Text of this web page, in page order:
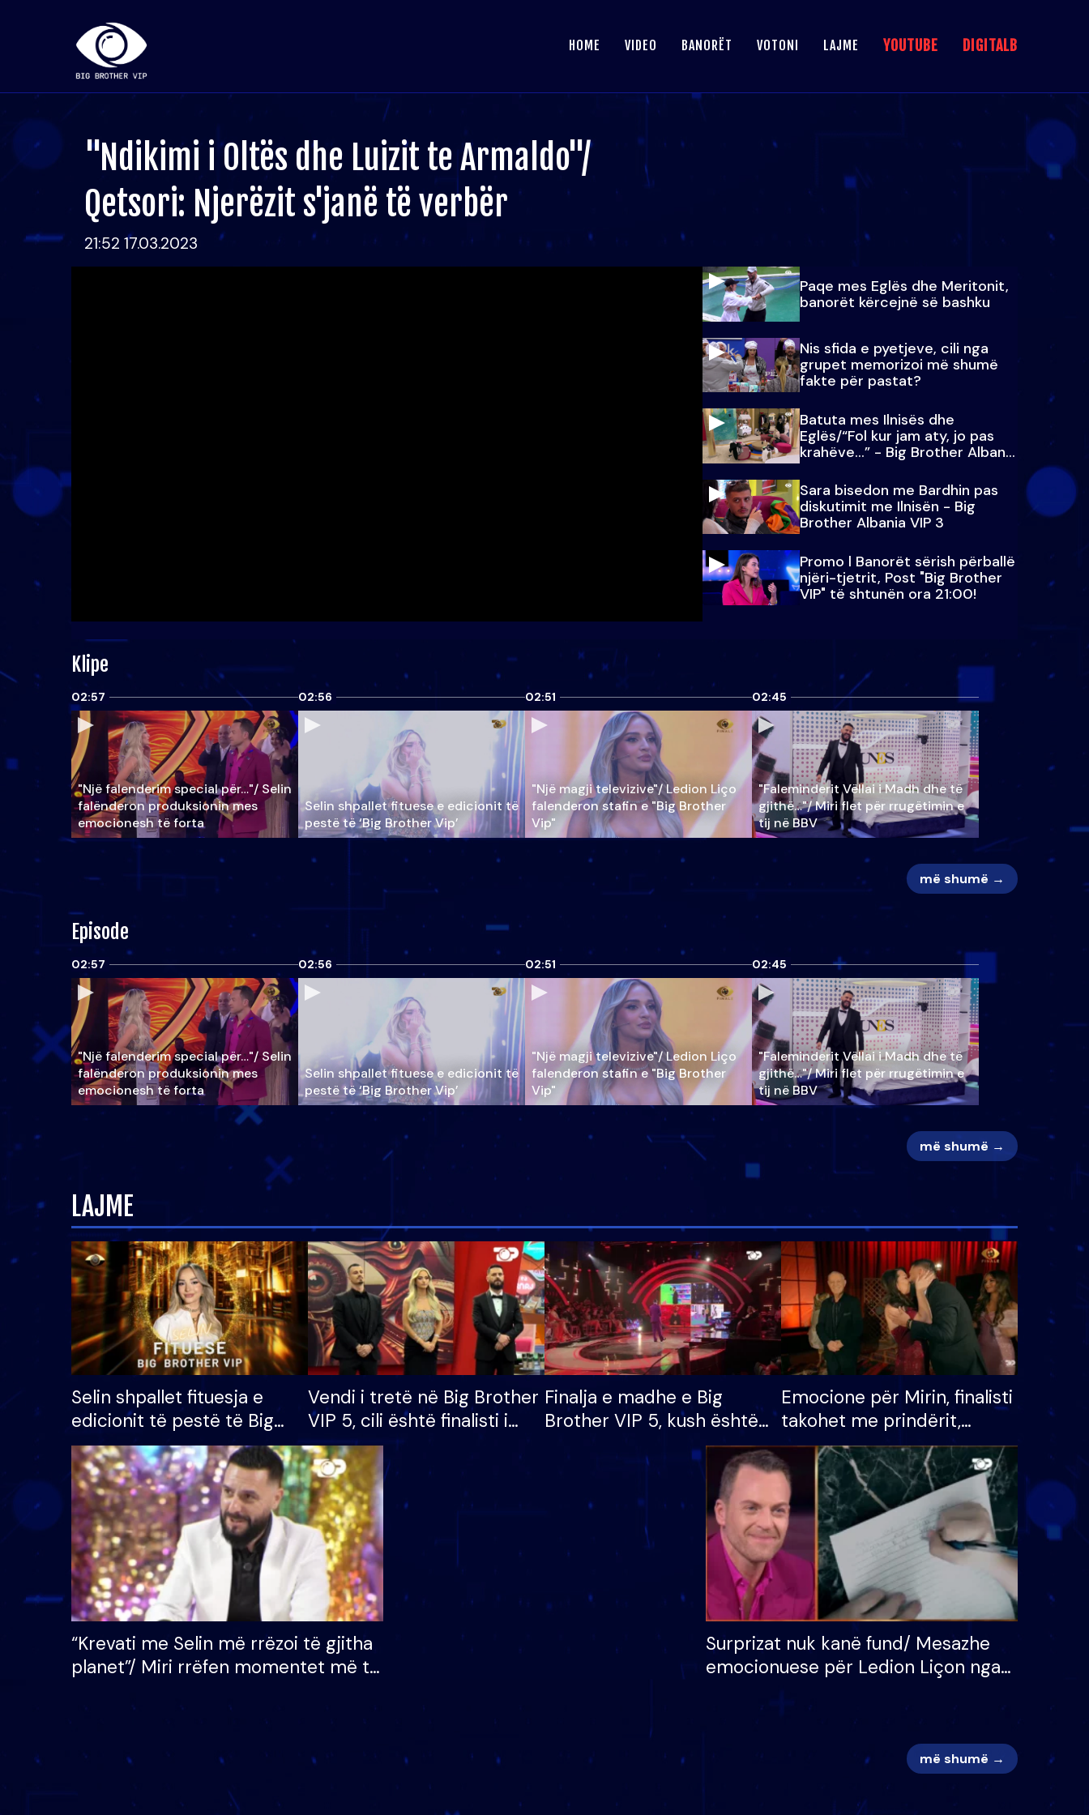
HOME VIDEO BANORËT VOTONI LAJME YOUTUBE DIGITALB
"Ndikimi i Oltës dhe Luizit te Armaldo"/
Qetsori: Njerëzit s'janë të verbër
21:52 17.03.2023
Paqe mes Eglës dhe Meritonit,
banorët kërcejnë së bashku
Nis sfida e pyetjeve, cili nga
grupet memorizoi më shumë
fakte për pastat?
Batuta mes Ilnisës dhe
Eglës/“Fol kur jam aty, jo pas
krahëve…” - Big Brother Albania
VIP 3
Sara bisedon me Bardhin pas
diskutimit me Ilnisën - Big
Brother Albania VIP 3
Promo l Banorët sërish përballë
njëri-tjetrit, Post "Big Brother
VIP" të shtunën ora 21:00!
Klipe
02:57
"Një falenderim special për…"/ Selin
falënderon produksionin mes
emocionesh të forta
02:56
Selin shpallet fituese e edicionit të
pestë të ‘Big Brother Vip’
02:51
"Një magji televizive"/ Ledion Liço
falenderon stafin e "Big Brother
Vip"
02:45
"Faleminderit Vëllai i Madh dhe të
gjithë…"/ Miri flet për rrugëtimin e
tij në BBV
më shumë →
Episode
02:57
"Një falenderim special për…"/ Selin
falënderon produksionin mes
emocionesh të forta
02:56
Selin shpallet fituese e edicionit të
pestë të ‘Big Brother Vip’
02:51
"Një magji televizive"/ Ledion Liço
falenderon stafin e "Big Brother
Vip"
02:45
"Faleminderit Vëllai i Madh dhe të
gjithë…"/ Miri flet për rrugëtimin e
tij në BBV
më shumë →
LAJME
Selin shpallet fituesja e
edicionit të pestë të Big
Brother VIP, rrëmben
çmimin e madh prej 100
mijë eurosh
Vendi i tretë në Big Brother
VIP 5, cili është finalisti i
radhës që lë shtëpinë
Finalja e madhe e Big
Brother VIP 5, kush është
banori i parë që lë shtëpinë
dhe humb mundësinë për
të fituar çmimin e madh
Emocione për Mirin, finalisti
takohet me prindërit,
vajzën dhe bashkëshorten:
S’kemi ndonjë letër divorci
apo jo?
“Krevati me Selin më rrëzoi të gjitha
planet”/ Miri rrëfen momentet më të
mungojë zilja e mëngjesit kur…
Surprizat nuk kanë fund/ Mesazhe
emocionuese për Ledion Liçon nga
më shumë →